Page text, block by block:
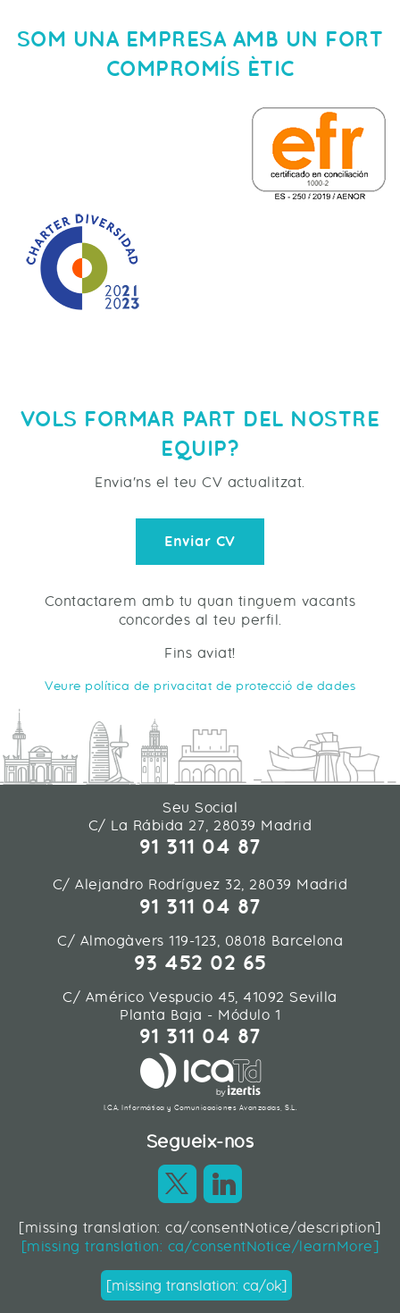
SOM UNA EMPRESA AMB UN FORT
COMPROMÍS ÈTIC
VOLS FORMAR PART DEL NOSTRE
EQUIP?
Envia'ns el teu CV actualitzat.
Enviar CV
Contactarem amb tu quan tinguem vacants
concordes al teu perfil.
Fins aviat!
Veure política de privacitat de protecció de dades
Seu Social
C/ La Rábida 27, 28039 Madrid
91 311 04 87
C/ Alejandro Rodríguez 32, 28039 Madrid
91 311 04 87
C/ Almogàvers 119-123, 08018 Barcelona
93 452 02 65
C/ Américo Vespucio 45, 41092 Sevilla
Planta Baja - Módulo 1
91 311 04 87
I.C.A. Informática y Comunicaciones Avanzadas, S.L.
Segueix-nos
Contacte | Mapa web | Legal
[missing translation: ca/consentNotice/description]
[missing translation: ca/consentNotice/learnMore]
[missing translation: ca/ok]